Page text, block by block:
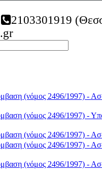
2103301919
(νόμος 2496/1997) -
(νόμος 2496/1997) -
(νόμος 2496/1997) -
(νόμος 2496/1997) -
(νόμος 2496/1997) -